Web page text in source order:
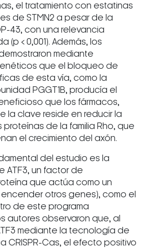
el tratamiento con estatinas
de STMN2 a pesar de la
43, con una relevancia
(p < 0,001). Además, los
mediante
que el bloqueo de
de esta vía, como la
PGGT1B, producía el
que los fármacos,
la clave reside en reducir la
de la familia Rho, que
el crecimiento del axón.
del estudio es la
ATF3, un factor de
que actúa como un
otros genes), como el
de este programa
autores observaron que, al
mediante la tecnología de
CRISPR-Cas, el efecto positivo